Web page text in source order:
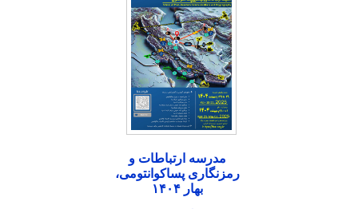
مدرسه ارتباطات و
رمزنگاری پساکوانتومی،
بهار ۱۴۰۴